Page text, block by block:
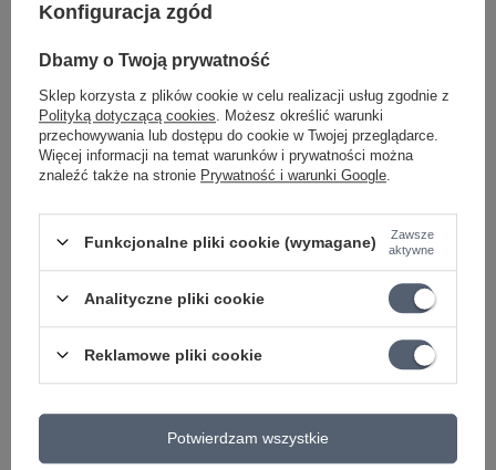
Symbol
Parametry bezpieczeństwa Parametry bezpieczeństwa
Korbka do nawijania strun - różne kolory
13,20 zł
-2%
Konfiguracja zgód
Dbamy o Twoją prywatność
Sklep korzysta z plików cookie w celu realizacji usług zgodnie z
Polityką dotyczącą cookies . Możesz określić warunki
przechowywania lub dostępu do cookie w Twojej przeglądarce.
Więcej informacji na temat warunków i prywatności można
znaleźć także na stronie Prywatność i warunki Google
Funkcjonalne pliki cookie (wymagane)
Zawsze
aktywne
Analityczne pliki cookie
Reklamowe pliki cookie
Potwierdzam wszystkie